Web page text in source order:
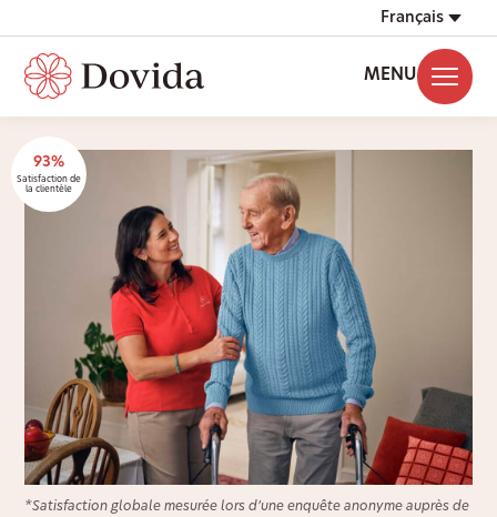
Français
MENU
93%
Satisfaction de
la clientèle
*Satisfaction globale mesurée lors d’une enquête anonyme auprès de